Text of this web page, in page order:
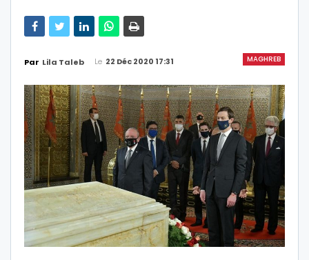
MAGHREB
Par Lila Taleb Le 22 Déc 2020 17:31